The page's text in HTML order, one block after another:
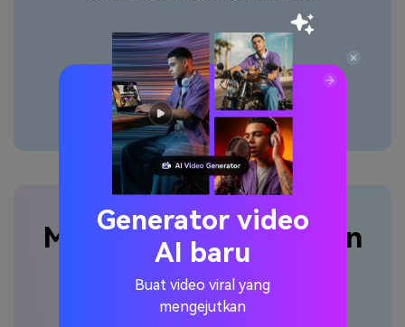
Mulai Sekarang
Manfaat menggunakan
Media.io untuk
mentranskripsikan
Generator video
AI baru
Buat video viral yang
mengejutkan